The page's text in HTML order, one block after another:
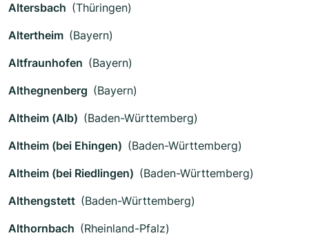
Altersbach (Thüringen)
Altertheim (Bayern)
Altfraunhofen (Bayern)
Althegnenberg (Bayern)
Altheim (Alb) (Baden-Württemberg)
Altheim (bei Ehingen) (Baden-Württemberg)
Altheim (bei Riedlingen) (Baden-Württemberg)
Althengstett (Baden-Württemberg)
Althornbach (Rheinland-Pfalz)